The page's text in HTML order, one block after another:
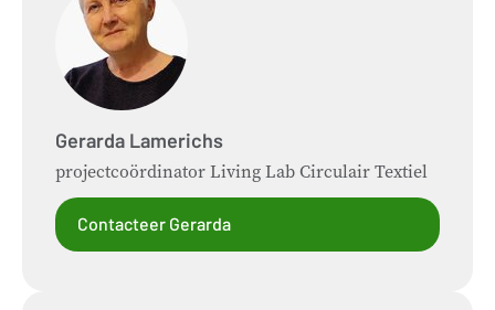
Gerarda Lamerichs
projectcoördinator Living Lab Circulair Textiel
Contacteer Gerarda